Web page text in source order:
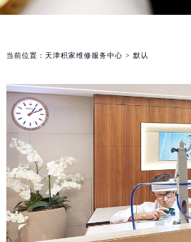
当前位置： 天津积家维修服务中心 > 默认